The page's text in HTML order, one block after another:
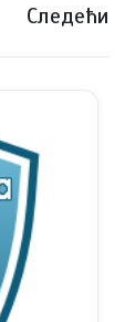
Следећи